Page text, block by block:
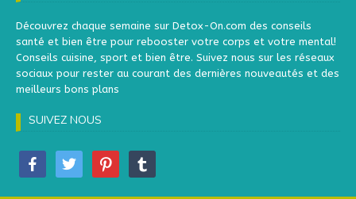
Découvrez chaque semaine sur Detox-On.com des conseils
santé et bien être pour rebooster votre corps et votre mental!
Conseils cuisine, sport et bien être. Suivez nous sur les réseaux
sociaux pour rester au courant des dernières nouveautés et des
meilleurs bons plans
SUIVEZ NOUS